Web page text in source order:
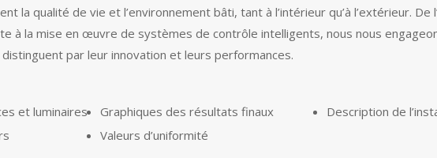
la qualité de vie et l’environnement bâti, tant à l’intérieur qu’à l’extérieur. De
à la mise en œuvre de systèmes de contrôle intelligents, nous nous
par leur innovation et leurs performances.
et luminaires
Graphiques des résultats finaux
Valeurs d’uniformité
Description de